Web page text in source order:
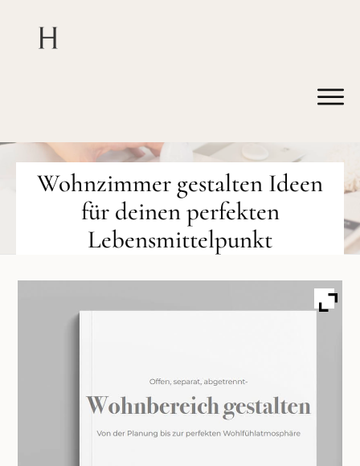
Wohnzimmer gestalten Ideen
für deinen perfekten
Lebensmittelpunkt